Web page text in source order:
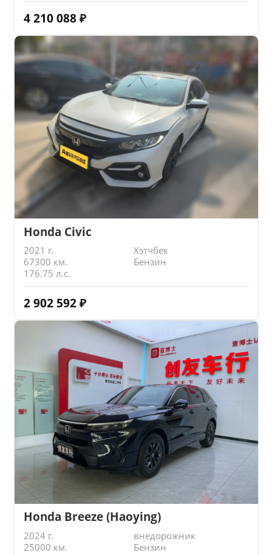
4 210 088 ₽
Honda Civic
2021 г.
Хэтчбек
67300 км.
Бензин
176.75 л.с.
2 902 592 ₽
Honda Breeze (Haoying)
2024 г.
внедорожник
25000 км.
Бензин